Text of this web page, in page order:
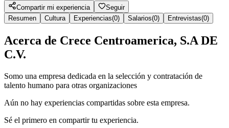
Compartir mi experiencia
Seguir
Resumen
Cultura Experiencias(0) Salarios(0) Entrevistas(0)
Acerca de Crece Centroamerica, S.A DE
C.V.
Somo una empresa dedicada en la selección y contratación de
talento humano para otras organizaciones
Aún no hay experiencias compartidas sobre esta empresa.
Sé el primero en compartir tu experiencia.